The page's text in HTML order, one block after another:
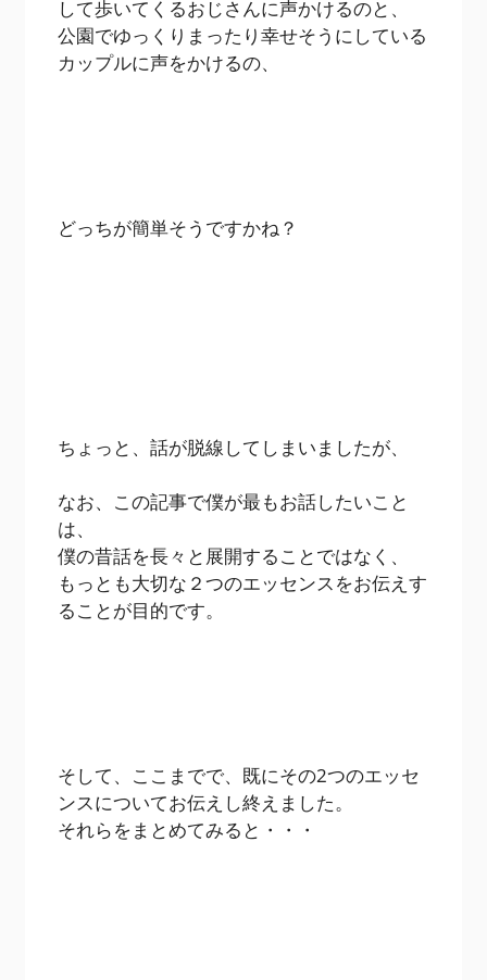
して歩いてくるおじさんに声かけるのと、
公園でゆっくりまったり幸せそうにしている
カップルに声をかけるの、
どっちが簡単そうですかね？
ちょっと、話が脱線してしまいましたが、
なお、この記事で僕が最もお話したいこと
は、
僕の昔話を長々と展開することではなく、
もっとも大切な２つのエッセンスをお伝えす
ることが目的です。
そして、ここまでで、既にその2つのエッセ
ンスについてお伝えし終えました。
それらをまとめてみると・・・